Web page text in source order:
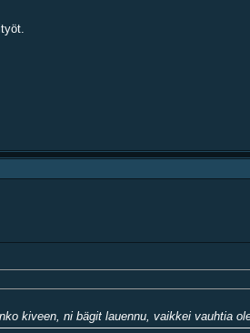
kiveen, ni bägit lauennu, vaikkei vauhtia